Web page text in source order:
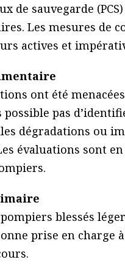
de sauvegarde
Les mesures de
actives et
ont été
possible pas
dégradations ou
évaluations sont
blessés
prise en charge